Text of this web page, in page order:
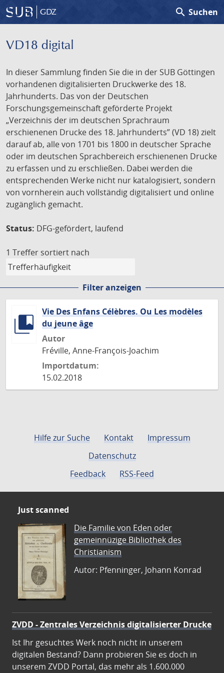
GDZ search Suchen
VD18 digital
In dieser Sammlung finden Sie die in der SUB Göttingen
vorhandenen digitalisierten Druckwerke des 18.
Jahrhunderts. Das von der Deutschen
Forschungsgemeinschaft geförderte Projekt
„Verzeichnis der im deutschen Sprachraum
erschienenen Drucke des 18. Jahrhunderts” (VD 18) zielt
darauf ab, alle von 1701 bis 1800 in deutscher Sprache
oder im deutschen Sprachbereich erschienenen Drucke
zu erfassen und zu erschließen. Dabei werden die
entsprechenden Werke nicht nur katalogisiert, sondern
von vornherein auch vollständig digitalisiert und online
zugänglich gemacht.
Status: DFG-gefördert, laufend
1 Treffer sortiert nach
Filter anzeigen
Vie Des Enfans Célèbres. Ou Les modèles
du jeune âge
Autor
Fréville, Anne-François-Joachim
Importdatum:
15.02.2018
Hilfe zur Suche Kontakt
Impressum
Datenschutz
Feedback
RSS-Feed
Just scanned
Die Familie von Eden oder
gemeinnüzige Bibliothek des
Christianism
Autor: Pfenninger, Johann Konrad
ZVDD - Zentrales Verzeichnis digitalisierter Drucke
Ist Ihr gesuchtes Werk noch nicht in unserem
digitalen Bestand? Dann probieren Sie es doch in
unserem ZVDD Portal, das mehr als 1.600.000